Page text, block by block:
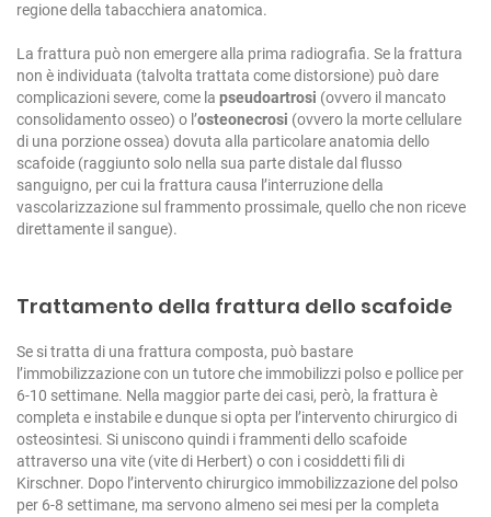
regione della tabacchiera anatomica.
La frattura può non emergere alla prima radiografia. Se la frattura
non è individuata (talvolta trattata come distorsione) può dare
complicazioni severe, come la pseudoartrosi (ovvero il mancato
consolidamento osseo) o l’osteonecrosi (ovvero la morte cellulare
di una porzione ossea) dovuta alla particolare anatomia dello
scafoide (raggiunto solo nella sua parte distale dal flusso
sanguigno, per cui la frattura causa l’interruzione della
vascolarizzazione sul frammento prossimale, quello che non riceve
direttamente il sangue).
Trattamento della frattura dello scafoide
Se si tratta di una frattura composta, può bastare
l’immobilizzazione con un tutore che immobilizzi polso e pollice per
6-10 settimane. Nella maggior parte dei casi, però, la frattura è
completa e instabile e dunque si opta per l’intervento chirurgico di
osteosintesi. Si uniscono quindi i frammenti dello scafoide
attraverso una vite (vite di Herbert) o con i cosiddetti fili di
Kirschner. Dopo l’intervento chirurgico immobilizzazione del polso
per 6-8 settimane, ma servono almeno sei mesi per la completa